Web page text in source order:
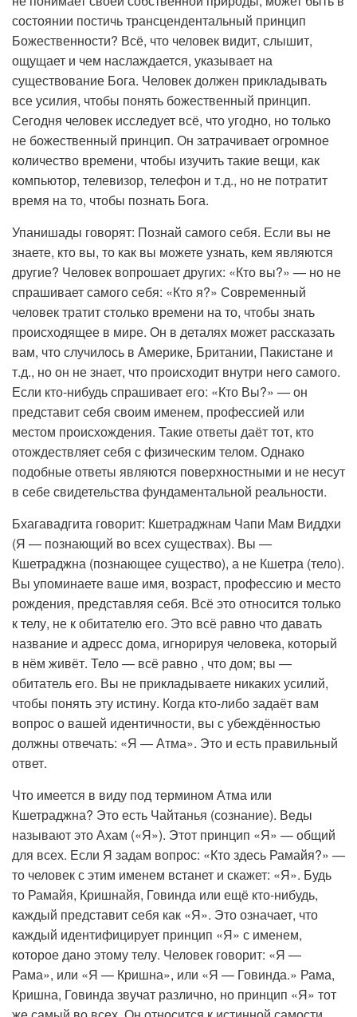
состоянии постичь трансцендентальный принцип
Божественности? Всё, что человек видит, слышит,
ощущает и чем наслаждается, указывает на
существование Бога. Человек должен прикладывать
все усилия, чтобы понять божественный принцип.
Сегодня человек исследует всё, что угодно, но только
не божественный принцип. Он затрачивает огромное
количество времени, чтобы изучить такие вещи, как
компьютор, телевизор, телефон и т.д., но не потратит
время на то, чтобы познать Бога.
Упанишады говорят: Познай самого себя. Если вы не
знаете, кто вы, то как вы можете узнать, кем являются
другие? Человек вопрошает других: «Кто вы?» — но не
спрашивает самого себя: «Кто я?» Современный
человек тратит столько времени на то, чтобы знать
происходящее в мире. Он в деталях может рассказать
вам, что случилось в Америке, Британии, Пакистане и
т.д., но он не знает, что происходит внутри него самого.
Если кто-нибудь спрашивает его: «Кто Вы?» — он
представит себя своим именем, профессией или
местом происхождения. Такие ответы даёт тот, кто
отождествляет себя с физическим телом. Однако
подобные ответы являются поверхностными и не несут
в себе свидетельства фундаментальной реальности.
Бхагавадгита говорит: Кшетраджнам Чапи Мам Виддхи
(Я — познающий во всех существах). Вы —
Кшетраджна (познающее существо), а не Кшетра (тело).
Вы упоминаете ваше имя, возраст, профессию и место
рождения, представляя себя. Всё это относится только
к телу, не к обитателю его. Это всё равно что давать
название и адресс дома, игнорируя человека, который
в нём живёт. Тело — всё равно , что дом; вы —
обитатель его. Вы не прикладываете никаких усилий,
чтобы понять эту истину. Когда кто-либо задаёт вам
вопрос о вашей идентичности, вы с убеждённостью
должны отвечать: «Я — Атма». Это и есть правильный
ответ.
Что имеется в виду под термином Атма или
Кшетраджна? Это есть Чайтанья (сознание). Веды
называют это Ахам («Я»). Этот принцип «Я» — общий
для всех. Если Я задам вопрос: «Кто здесь Рамайя?» —
то человек с этим именем встанет и скажет: «Я». Будь
то Рамайя, Кришнайя, Говинда или ещё кто-нибудь,
каждый представит себя как «Я». Это означает, что
каждый идентифицирует принцип «Я» с именем,
которое дано этому телу. Человек говорит: «Я —
Рама», или «Я — Кришна», или «Я — Говинда.» Рама,
Кришна, Говинда звучат различно, но принцип «Я» тот